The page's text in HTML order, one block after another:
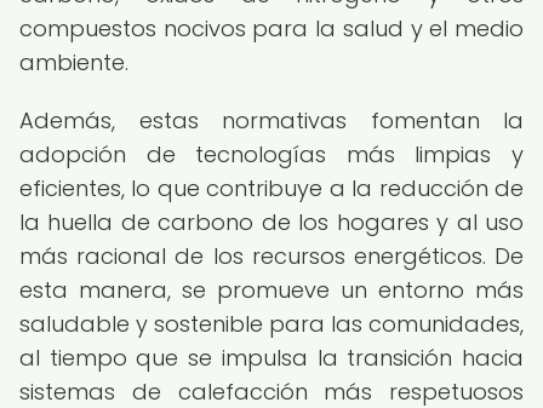
compuestos nocivos para la salud y el medio
ambiente.
Además, estas normativas fomentan la
adopción de tecnologías más limpias y
eficientes, lo que contribuye a la reducción de
la huella de carbono de los hogares y al uso
más racional de los recursos energéticos. De
esta manera, se promueve un entorno más
saludable y sostenible para las comunidades,
al tiempo que se impulsa la transición hacia
sistemas de calefacción más respetuosos